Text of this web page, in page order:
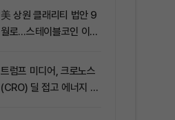
美 상원 클래리티 법안 9
월로…스테이블코인 이자
트럼프 미디어, 크로노스
(CRO) 딜 접고 에너지 합